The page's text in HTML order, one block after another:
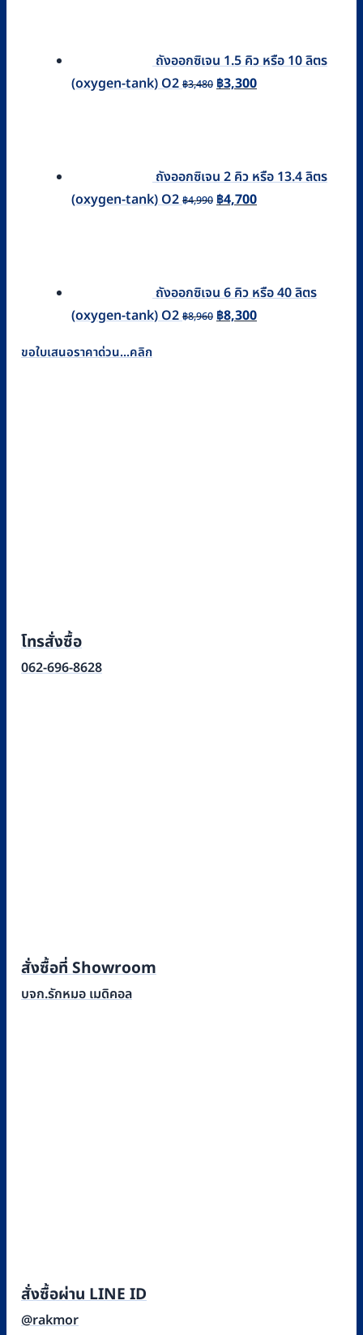
ถังออกซิเจน 1.5 คิว หรือ 10 ลิตร
(oxygen-tank) O2 ฿3,480 Original
฿3,300Current
ถังออกซิเจน 2 คิว หรือ 13.4 ลิตร
(oxygen-tank) O2 ฿4,990 Original
฿4,700Current
ถังออกซิเจน 6 คิว หรือ 40 ลิตร
(oxygen-tank) O2 ฿8,960 Original
฿8,300Current
ขอใบเสนอราคาด่วน...คลิก
โทรสั่งซื้อ
062-696-8628
สั่งซื้อที่ Showroom
บจก.รักหมอ เมดิคอล
สั่งซื้อผ่าน LINE ID
@rakmor